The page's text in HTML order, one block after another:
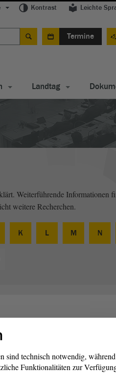
Kontrast Leichte
Termine
Landtag
Weiterführende Informationen
weitere Recherchen.
K L M N
die zu
von
sind technisch notwendig, während
Funktionalitäten zur